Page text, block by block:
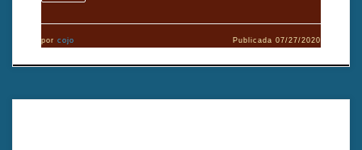
por cojo Publicada07/27/2020